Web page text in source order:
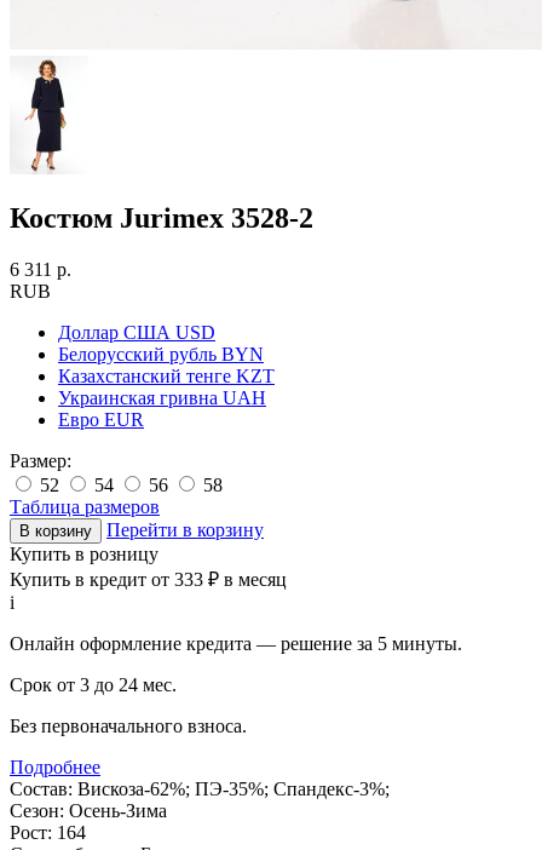
Костюм Jurimex 3528-2
6 311 р.
RUB
Доллар США USD
Белорусский рубль BYN
Казахстанский тенге KZT
Украинская гривна UAH
Евро EUR
Размер:
52
54 56
58
Таблица размеров
Перейти в корзину
Купить в розницу
Купить в кредит от 333 ₽ в месяц
i
Онлайн оформление кредита — решение за 5 минуты.
Срок от 3 до 24 мес.
Без первоначального взноса.
Подробнее
Состав: Вискоза-62%; ПЭ-35%; Спандекс-3%;
Сезон: Осень-Зима
Рост: 164